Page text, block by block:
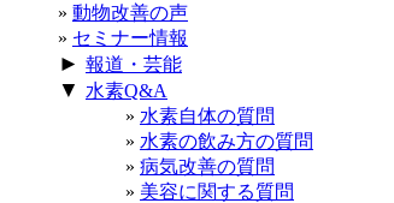
動物改善の声
セミナー情報
► 報道・芸能
▼ 水素Q&A
水素自体の質問
水素の飲み方の質問
病気改善の質問
美容に関する質問